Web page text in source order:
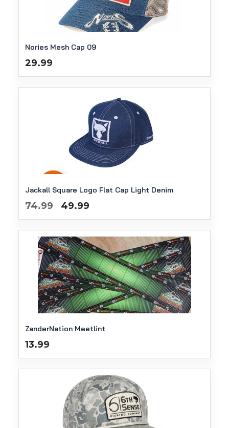
Nories Mesh Cap 09
29.99
-33%
Jackall Square Logo Flat Cap Light Denim
74.99
Oorspronkelijke
prijs
was:
€74.99.
49.99
prijs
is:
€49.99.
ZanderNation Meetlint
13.99